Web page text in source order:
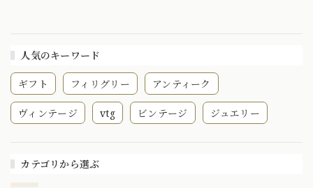
人気のキーワード
ギフト フィリグリー アンティーク
ヴィンテージ vtg ビンテージ ジュエリー
カテゴリから選ぶ